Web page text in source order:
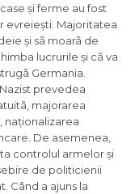
și ferme au fost
evreiești. Majoritatea
și sã moarã de
lucrurile și cã va
Germania.
prevedea
majorarea
naționalizarea
De asemenea,
controlul armelor și
de politicienii
Când a ajuns la